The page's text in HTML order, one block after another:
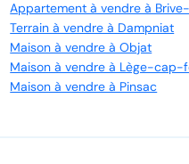
Appartement à vendre à
Terrain à vendre à Dampniat
Maison à vendre à Objat
Maison à vendre à Lège-cap-
Maison à vendre à Pinsac